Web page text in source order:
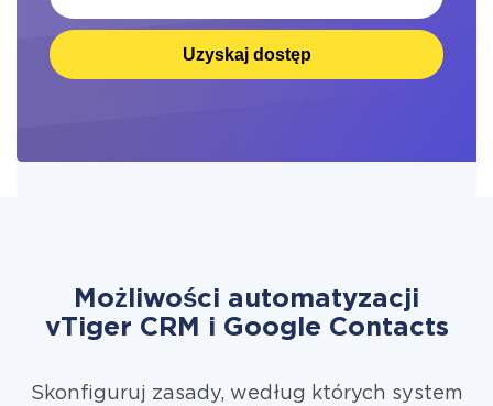
Uzyskaj dostęp
Możliwości automatyzacji
vTiger CRM i Google Contacts
Skonfiguruj zasady, według których system